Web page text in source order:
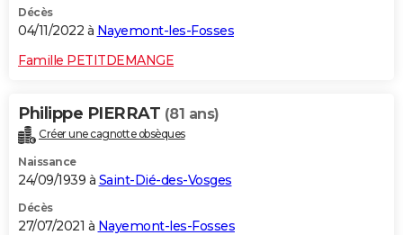
Décès
04/11/2022 à Nayemont-les-Fosses
Famille PETITDEMANGE
Philippe PIERRAT (81 ans)
Créer une cagnotte obsèques
Naissance
24/09/1939 à Saint-Dié-des-Vosges
Décès
27/07/2021 à Nayemont-les-Fosses